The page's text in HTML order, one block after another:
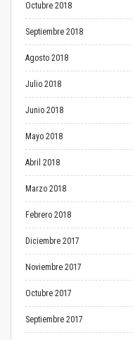
Octubre 2018
Septiembre 2018
Agosto 2018
Julio 2018
Junio 2018
Mayo 2018
Abril 2018
Marzo 2018
Febrero 2018
Diciembre 2017
Noviembre 2017
Octubre 2017
Septiembre 2017